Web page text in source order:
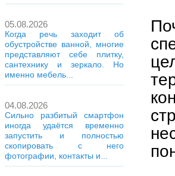
05.08.2026
Когда речь заходит об
обустройстве ванной, многие
представляют себе плитку,
сантехнику и зеркало. Но
именно мебель...
04.08.2026
Сильно разбитый смартфон
иногда удаётся временно
запустить и полностью
скопировать с него
фотографии, контакты и...